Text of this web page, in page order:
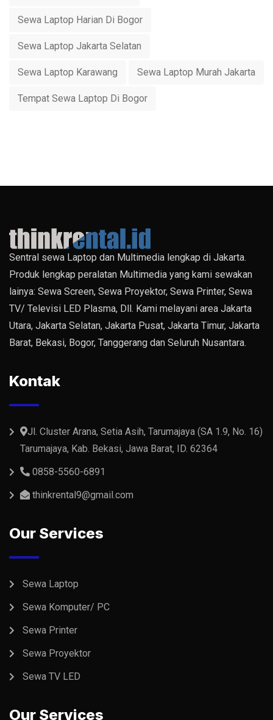
Sewa Laptop Harian Di Bogor
Sewa Laptop Jakarta Selatan
Sewa Laptop Karawang Sewa Laptop Murah Jakarta
Tempat Sewa Laptop Di Bogor
Sentral sewa Laptop dan Multimedia lengkap di Jakarta.
Produk lengkap peralatan Multimedia yang kami sewakan
lainya: Sewa Screen, Sewa Proyektor, Sewa Printer, Sewa
TV/ Televisi LED Plasma, Dll. Kami melayani area Jakarta
Utara, Jakarta Selatan, Jakarta Pusat, Jakarta Timur, Jakarta
Barat, Bekasi, Bogor, Tanggerang dan Seluruh Nusantara.
Kontak
Jl. Cluster Arana, Setia Asih, Tarumajaya (SA 1.9, No. 16)
Tarumajaya, Kab. Bekasi, Jawa Barat, ID. 62364
0858-5560-6891
thinkrental9@gmail.com
Our Services
Sewa Laptop
Sewa Komputer/ PC
Sewa Printer
Sewa Proyektor
Sewa TV LED
Our Services